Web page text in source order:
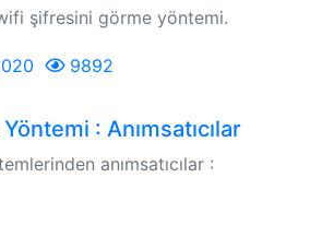
şifresini görme yöntemi.
9892
: Anımsatıcılar
anımsatıcılar :